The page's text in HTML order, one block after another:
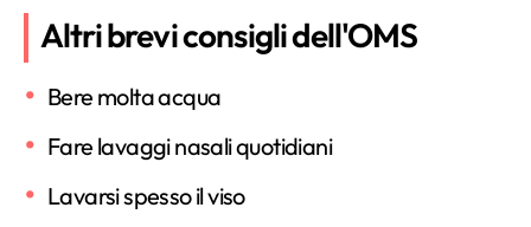
Altri brevi consigli dell'OMS
Bere molta acqua
Fare lavaggi nasali quotidiani
Lavarsi spesso il viso